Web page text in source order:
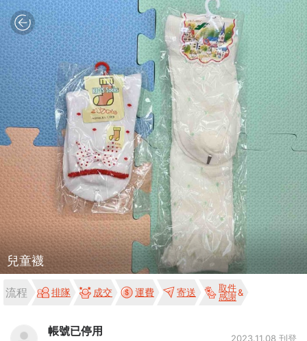
兒童襪
流程 排隊 成交 運費 寄送
取件
感謝
帳號已停用
2023.11.08 刊登